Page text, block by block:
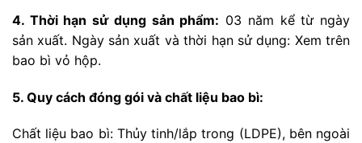
4. Thời hạn sử dụng sản phẩm: 03 năm kể từ ngày
sản xuất. Ngày sản xuất và thời hạn sử dụng: Xem trên
bao bì vỏ hộp.
5. Quy cách đóng gói và chất liệu bao bì:
Chất liệu bao bì: Thủy tinh/lắp trong (LDPE), bên ngoài